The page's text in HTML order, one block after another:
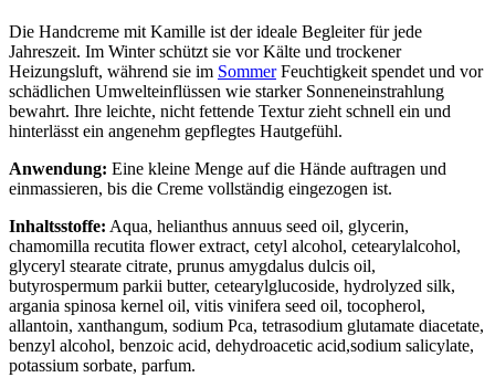
Die Handcreme mit Kamille ist der ideale Begleiter für jede
Jahreszeit. Im Winter schützt sie vor Kälte und trockener
Heizungsluft, während sie im SommerFeuchtigkeit spendet und vor
schädlichen Umwelteinflüssen wie starker Sonneneinstrahlung
bewahrt. Ihre leichte, nicht fettende Textur zieht schnell ein und
hinterlässt ein angenehm gepflegtes Hautgefühl.
Anwendung: Eine kleine Menge auf die Hände auftragen und
einmassieren, bis die Creme vollständig eingezogen ist.
Inhaltsstoffe: Aqua, helianthus annuus seed oil, glycerin,
chamomilla recutita flower extract, cetyl alcohol, cetearylalcohol,
glyceryl stearate citrate, prunus amygdalus dulcis oil,
butyrospermum parkii butter, cetearylglucoside, hydrolyzed silk,
argania spinosa kernel oil, vitis vinifera seed oil, tocopherol,
allantoin, xanthangum, sodium Pca, tetrasodium glutamate diacetate,
benzyl alcohol, benzoic acid, dehydroacetic acid,sodium salicylate,
potassium sorbate, parfum.